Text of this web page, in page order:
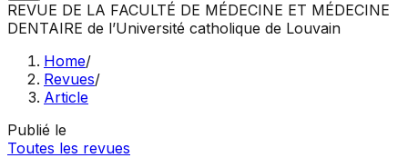
REVUE DE LA FACULTÉ DE MÉDECINE ET MÉDECINE
DENTAIRE de l’Université catholique de Louvain
Home/
Revues/
Article
Publié le
Toutes les revues